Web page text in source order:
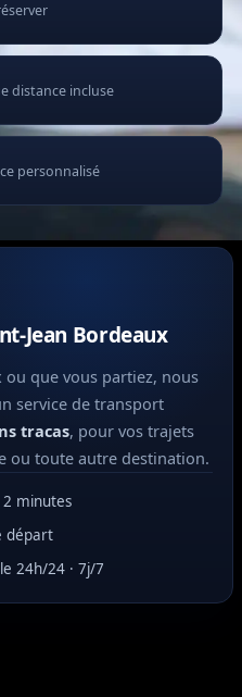
distance incluse
personnalisé
Jean Bordeaux
ou que vous partiez, nous
service de transport
tracas, pour vos trajets
ou toute autre destination.
2 minutes
départ
24h/24 · 7j/7